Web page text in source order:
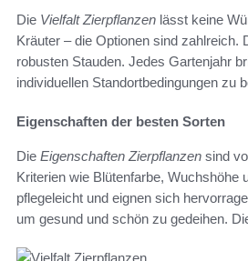
Die Vielfalt Zierpflanzen lässt keine
Kräuter – die Optionen sind
robusten Stauden. Jedes Gartenjahr
individuellen Standortbedingungen zu
Eigenschaften der besten Sorten
Die Eigenschaften Zierpflanzen sind
Kriterien wie Blütenfarbe, Wuchshöhe
pflegeleicht und eignen sich
um gesund und schön zu gedeihen.